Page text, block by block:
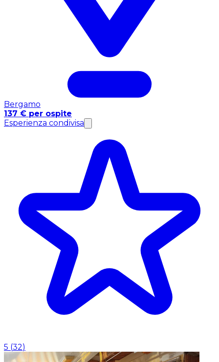
Bergamo
137 € per ospite
Esperienza condivisa
5 (32)